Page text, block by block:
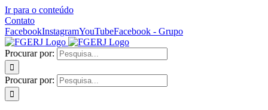
Ir para o conteúdo
Contato
FacebookInstagramYouTubeFacebook - Grupo
Procurar por:
Procurar por: